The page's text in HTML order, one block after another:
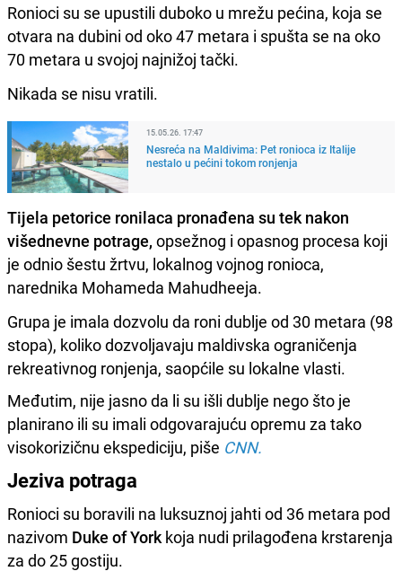
Ronioci su se upustili duboko u mrežu pećina, koja se
otvara na dubini od oko 47 metara i spušta se na oko
70 metara u svojoj najnižoj tački.
Nikada se nisu vratili.
15.05.26. 17:47
Nesreća na Maldivima: Pet ronioca iz Italije
nestalo u pećini tokom ronjenja
Tijela petorice ronilaca pronađena su tek nakon
višednevne potrage, opsežnog i opasnog procesa koji
je odnio šestu žrtvu, lokalnog vojnog ronioca,
narednika Mohameda Mahudheeja.
Grupa je imala dozvolu da roni dublje od 30 metara (98
stopa), koliko dozvoljavaju maldivska ograničenja
rekreativnog ronjenja, saopćile su lokalne vlasti.
Međutim, nije jasno da li su išli dublje nego što je
planirano ili su imali odgovarajuću opremu za tako
visokorizičnu ekspediciju, piše CNN.
Jeziva potraga
Ronioci su boravili na luksuznoj jahti od 36 metara pod
nazivom Duke of York koja nudi prilagođena krstarenja
za do 25 gostiju.